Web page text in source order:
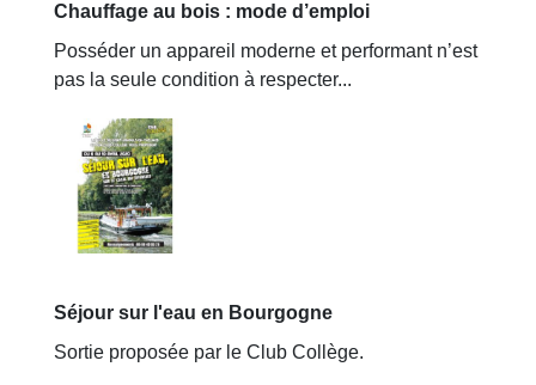
Chauffage au bois : mode d’emploi
Posséder un appareil moderne et performant n’est
pas la seule condition à respecter...
Séjour sur l'eau en Bourgogne
Sortie proposée par le Club Collège.